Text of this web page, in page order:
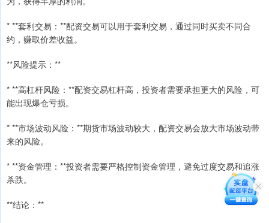
* **套利交易：**配资交易可以用于套利交易，通过同时买卖不同合
约，赚取价差收益。
**风险提示：**
* **高杠杆风险：**配资交易杠杆高，投资者需要承担更大的风险，可
能出现爆仓亏损。
* **市场波动风险：**期货市场波动较大，配资交易会放大市场波动带
来的风险。
* **资金管理：**投资者需要严格控制资金管理，避免过度交易和追涨
杀跌。
**结论：**